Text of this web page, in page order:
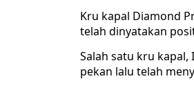
Kru kapal Diamond
telah dinyatakan
Salah satu kru kapal,
pekan lalu telah